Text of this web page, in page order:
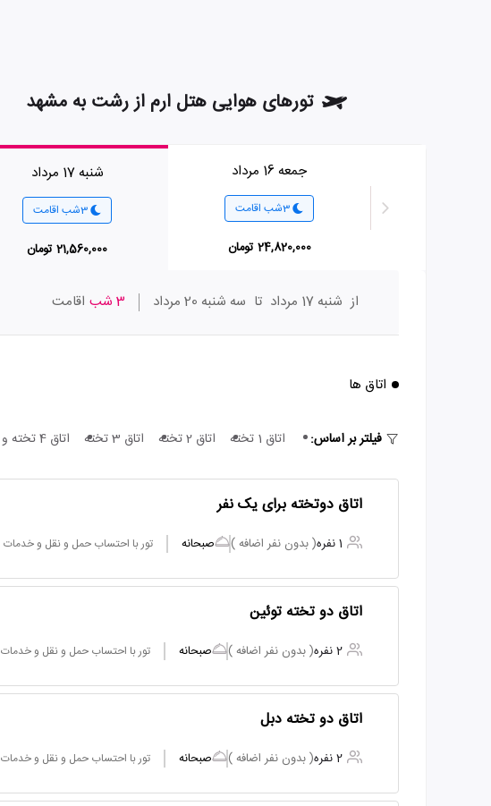
تورهای هوایی هتل ارم از رشت به مشهد
جمعه 16 مرداد
3شب اقامت
24,820,000 تومان
شنبه 17 مرداد
3شب اقامت
21,560,000 تومان
از شنبه 17 مرداد تا سه شنبه 20 مرداد 3 شب اقامت
اتاق ها
فیلتر بر اساس: اتاق 1 تخته اتاق 2 تخته اتاق 3 تخته اتاق 4 تخته و بیشتر
اتاق دوتخته برای یک نفر
1 نفره ( بدون نفر اضافه ) صبحانه تور با احتساب حمل و نقل و خدمات
اتاق دو تخته توئین
2 نفره ( بدون نفر اضافه ) صبحانه تور با احتساب حمل و نقل و خدمات
اتاق دو تخته دبل
2 نفره ( بدون نفر اضافه ) صبحانه تور با احتساب حمل و نقل و خدمات